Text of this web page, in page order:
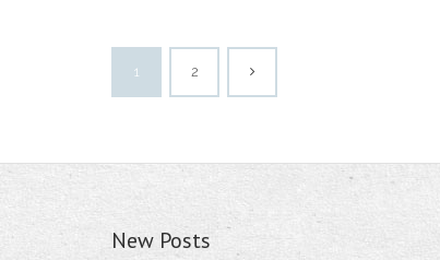
1 2
New Posts